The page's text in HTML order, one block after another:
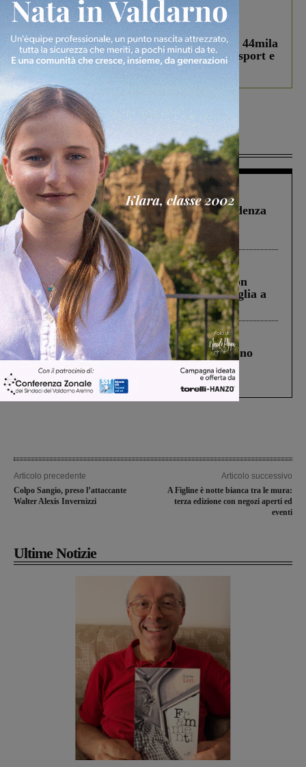
In vetrina 3 Agosto 2026
Estra Notizie agosto: Smart Cities, oltre 44mila
studenti coinvolti, torna il bando per lo sport e
debutta il podcast Estrair
Più lette
Figline Incisa Valdarno 1 Agosto 2026
Piscina di Figline finanziata oltre la scadenza
Pnrr, il gruppo di Fratelli d’Italia: “Un
ringraziamento al Governo”
Cronaca 3 Agosto 2026
Scomparso da una struttura di Castiglion
Fiorentino l’uomo che aveva ucciso la figlia a
Levane nel 2020
Cronaca 4 Agosto 2026
Un anno fa la strage in A1 in cui morirono
Gianni, Giulia e Franco. Lo schianto, il
processo, lo stop ai sorpassi fra tir....
Articolo precedente
Colpo Sangio, preso l’attaccante
Walter Alexis Invernizzi
Articolo successivo
A Figline è notte bianca tra le mura:
terza edizione con negozi aperti ed
eventi
Ultime Notizie